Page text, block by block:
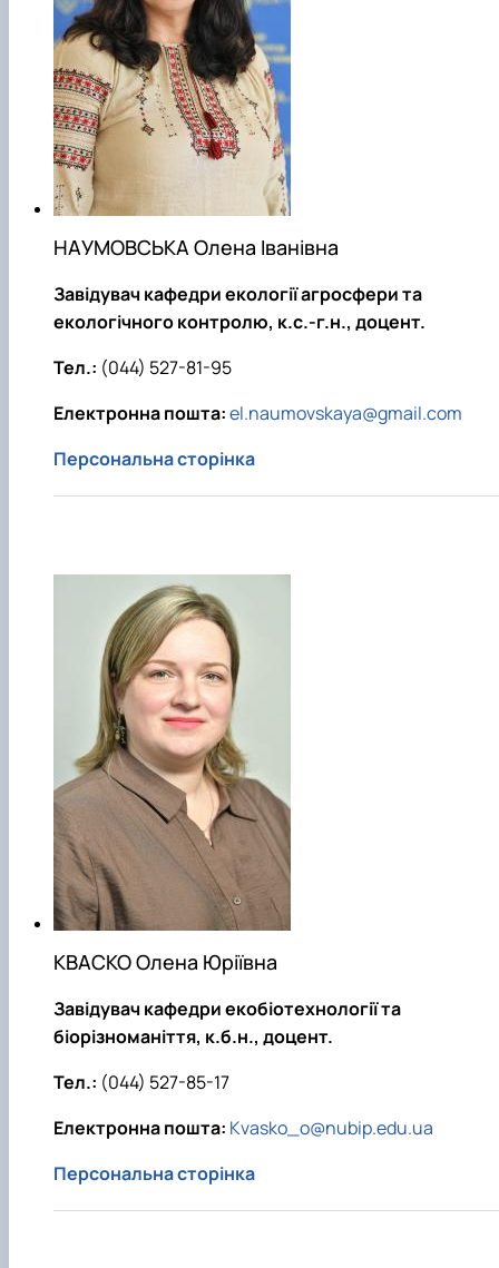
НАУМОВСЬКА Олена Іванівна
Завідувач кафедри екології агросфери та
екологічного контролю, к.с.-г.н., доцент.
Тел.: (044) 527-81-95
Електронна пошта:el.naumovskaya@gmail.com
Персональна сторінка
КВАСКО Олена Юріївна
Завідувач кафедри екобіотехнології та
біорізноманіття, к.б.н., доцент.
Тел.: (044) 527-85-17
Електронна пошта: Kvasko_o@nubip.edu.ua
Персональна сторінка